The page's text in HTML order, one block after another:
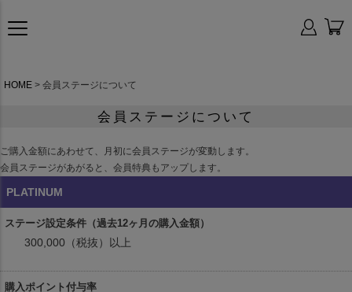
HOME 会員ステージについて
会員ステージについて
ご購入金額にあわせて、月初に会員ステージが変動します。
会員ステージがあがると、会員特典もアップします。
PLATINUM
300,000（税抜）以上